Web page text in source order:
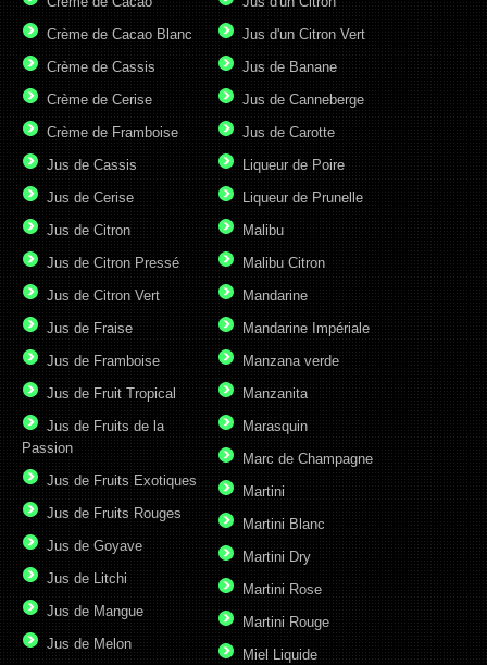
Crème de Cacao Blanc
Crème de Cassis
Crème de Cerise
Crème de Framboise
Jus d'un Citron Vert
Jus de Banane
Jus de Canneberge
Jus de Carotte
Jus de Cassis
Jus de Cerise
Jus de Citron
Jus de Citron Pressé
Jus de Citron Vert
Jus de Fraise
Jus de Framboise
Jus de Fruit Tropical
Jus de Fruits de la
Passion
Jus de Fruits Exotiques
Jus de Fruits Rouges
Jus de Goyave
Jus de Litchi
Jus de Mangue
Jus de Melon
Liqueur de Poire
Liqueur de Prunelle
Malibu
Malibu Citron
Mandarine
Mandarine Impériale
Manzana verde
Manzanita
Marasquin
Marc de Champagne
Martini
Martini Blanc
Martini Dry
Martini Rose
Martini Rouge
Miel Liquide